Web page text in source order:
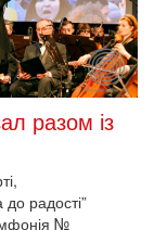
разом із
радості”
№